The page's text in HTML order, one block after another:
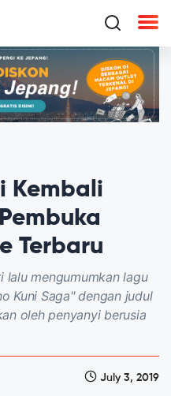
Kembali
Terbaru
lalu mengumumkan lagu
Kuni Saga" dengan judul
oleh penyanyi berusia
July 3, 2019